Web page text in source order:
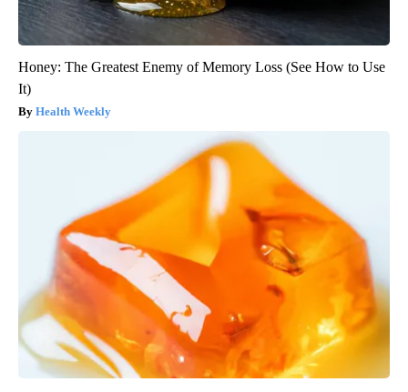
Honey: The Greatest Enemy of Memory Loss (See How to Use
It)
Health Weekly